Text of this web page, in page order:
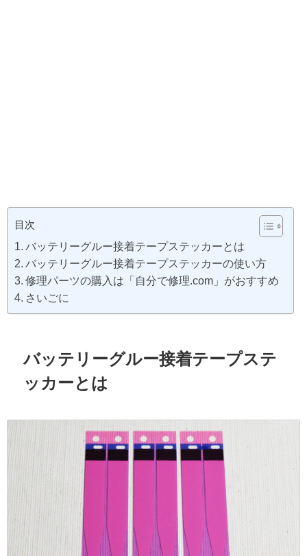
目次
バッテリーグルー接着テープステッカーとは
バッテリーグルー接着テープステッカーの使い方
修理パーツの購入は「自分で修理.com」がおすすめ
さいごに
バッテリーグルー接着テープステ
ッカーとは